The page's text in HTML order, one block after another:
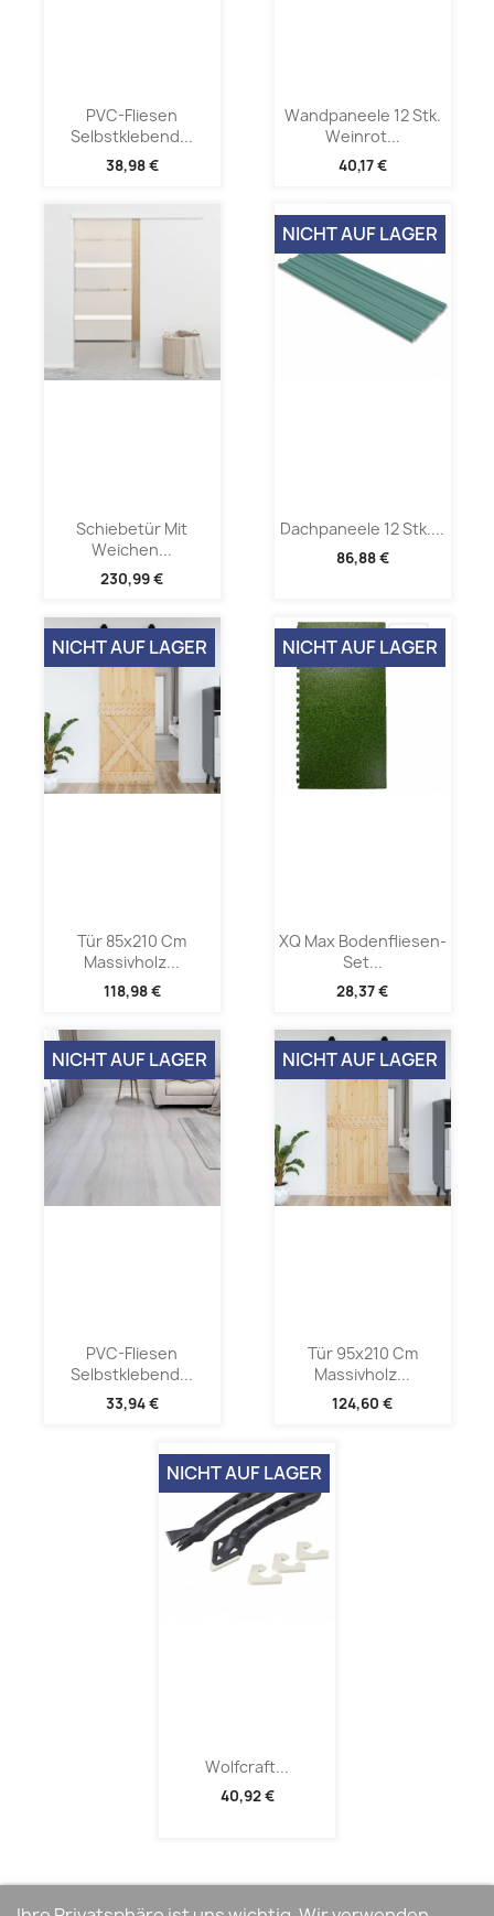
PVC-Fliesen
Selbstklebend...
38,98 €
Wandpaneele 12 Stk.
Weinrot...
40,17 €
Schiebetür Mit
Weichen...
230,99 €
Dachpaneele 12 Stk....
86,88 €
NICHT AUF LAGER
Tür 85x210 Cm
Massivholz...
118,98 €
NICHT AUF LAGER
XQ Max Bodenfliesen-
Set...
28,37 €
NICHT AUF LAGER
PVC-Fliesen
Selbstklebend...
33,94 €
NICHT AUF LAGER
Tür 95x210 Cm
Massivholz...
124,60 €
NICHT AUF LAGER
Wolfcraft...
40,92 €
NICHT AUF LAGER